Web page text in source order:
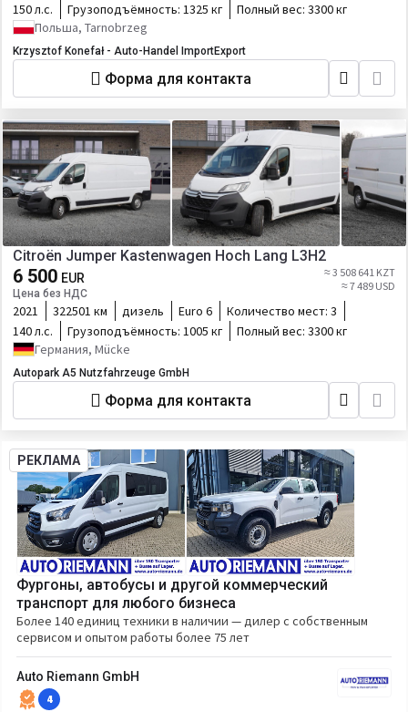
150 л.с.
Грузоподъёмность: 1325 кг Полный вес: 3300 кг
Польша, Tarnobrzeg
Krzysztof Konefał - Auto-Handel ImportExport
Форма для контакта
Citroën Jumper Kastenwagen Hoch Lang L3H2
6 500 EUR
Цена без НДС
≈ 3 508 641 KZT
≈ 7 489 USD
2021 322501 км дизель Euro 6 Количество мест: 3
140 л.с.
Грузоподъёмность: 1005 кг Полный вес: 3300 кг
Германия, Mücke
Autopark A5 Nutzfahrzeuge GmbH
Форма для контакта
РЕКЛАМА
Фургоны, автобусы и другой коммерческий
транспорт для любого бизнеса
Более 140 единиц техники в наличии — дилер с собственным
сервисом и опытом работы более 75 лет
Auto Riemann GmbH
4